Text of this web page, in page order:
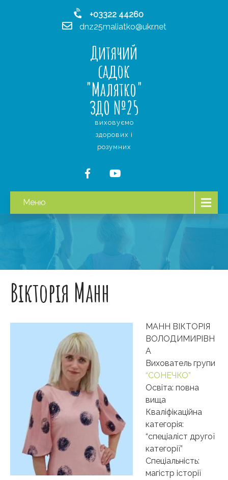
+03322 44260
dnz25maliatko@ukr.net
Дитячий
садок
"Малятко"
ЗДО №25
виховуємо
здорових і
розумних
Меню
Вікторія Манн
МАНН ВІКТОРІЯ
ВОЛОДИМИРІВН
А
Вихователь групи
“СОНЕЧКО”
Освіта: повна
вища
Кваліфікаційна
категорія:
“спеціаліст другої
категорії”
Спеціальність:
магістр історії